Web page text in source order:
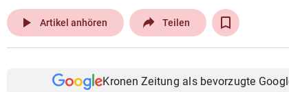
play_arrow Artikel anhören Teilen
Kronen Zeitung als bevorzugte